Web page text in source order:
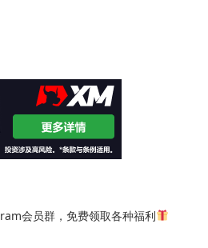
会员群，免费领取各种福利